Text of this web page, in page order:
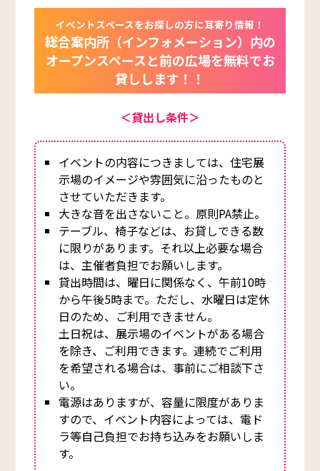
イベントスペースをお探しの方に耳寄り情報！
総合案内所（インフォメーション）内の
オープンスペースと前の広場を無料でお
貸しします！！
＜貸出し条件＞
イベントの内容につきましては、住宅展
示場のイメージや雰囲気に沿ったものと
させていただきます。
大きな音を出さないこと。原則PA禁止。
テーブル、椅子などは、お貸しできる数
に限りがあります。それ以上必要な場合
は、主催者負担でお願いします。
貸出時間は、曜日に関係なく、午前10時
から午後5時まで。ただし、水曜日は定休
日のため、ご利用できません。
土日祝は、展示場のイベントがある場合
を除き、ご利用できます。連続でご利用
を希望される場合は、事前にご相談下さ
い。
電源はありますが、容量に限度がありま
すので、イベント内容によっては、電ド
ラ等自己負担でお持ち込みをお願いしま
す。